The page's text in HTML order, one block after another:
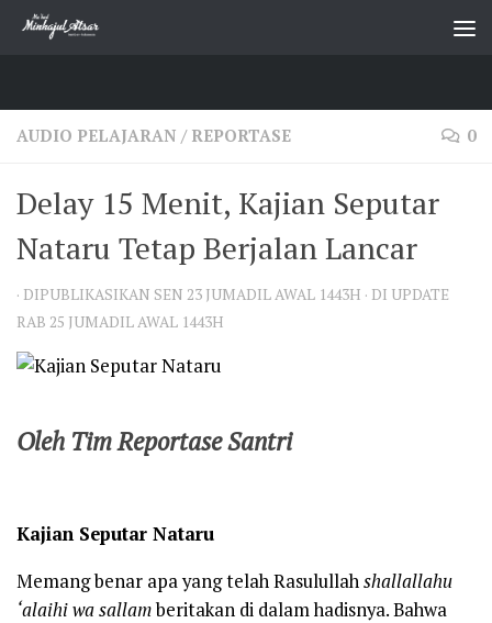
Skip to content
AUDIO PELAJARAN / REPORTASE 0
Delay 15 Menit, Kajian Seputar
Nataru Tetap Berjalan Lancar
· DIPUBLIKASIKAN SEN 23 JUMADIL AWAL 1443H · DI UPDATE
RAB 25 JUMADIL AWAL 1443H
Oleh Tim Reportase Santri
Kajian Seputar Nataru
Memang benar apa yang telah Rasulullahshallallahu
‘alaihi wa sallamberitakan di dalam hadisnya. Bahwa